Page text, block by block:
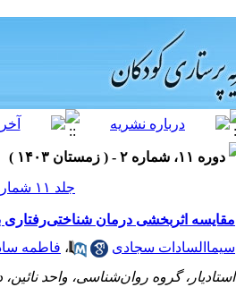
دوره ۱۱، شماره ۲ - ( زمستان ۱۴۰۳ )
جلد ۱۱ شماره ۲ صفحات ۷۳-۶۱
مقایسه اثربخشی درمان
سیماالسادات سجادی
، فاطمه
استادیار، گروه روان‌شناسی، واحد نائین،